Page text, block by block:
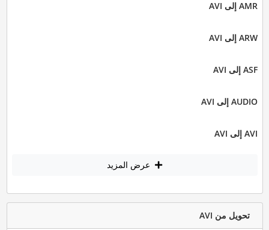
AMR إلى AVI
ARW إلى AVI
ASF إلى AVI
AUDIO إلى AVI
AVI إلى AVI
عرض المزيد
تحويل من AVI